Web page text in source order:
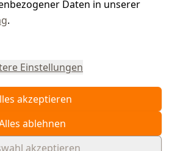
Daten in unserer
.
Einstellungen
akzeptieren
ablehnen
akzeptieren